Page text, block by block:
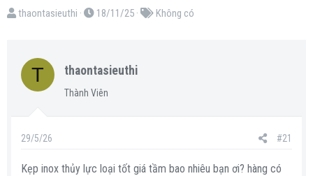
T
a
s
thaontasieuthi
N
y
ử
i
18/11/25
T
Không có
T thaontasieuthi
Thành Viên
29/5/26 #21
Kẹp inox thủy lực loại tốt giá tầm bao nhiêu bạn ơi? hàng có